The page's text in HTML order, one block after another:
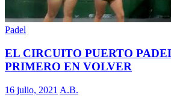
Padel
EL CIRCUITO PUERTO
PRIMERO EN VOLVER
16 julio, 2021 A.B.